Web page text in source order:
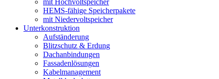
mit Hochvoltspeicher
HEMS-fähige Speicherpakete
mit Niedervoltspeicher
Unterkonstruktion
Aufständerung
Blitzschutz & Erdung
Dachanbindungen
Fassadenlösungen
Kabelmanagement